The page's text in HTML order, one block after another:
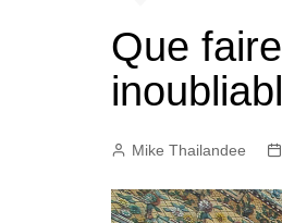
Que
Mike Thailandee